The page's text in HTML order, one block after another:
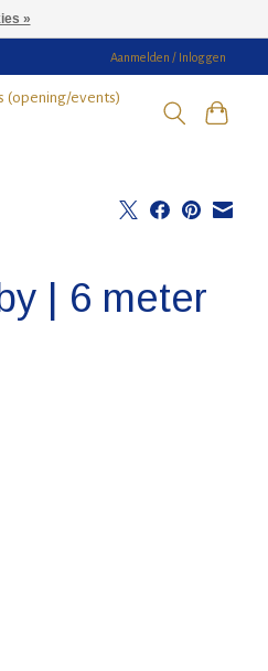
Aanmelden / Inloggen
(opening/events)
| 6 meter
»